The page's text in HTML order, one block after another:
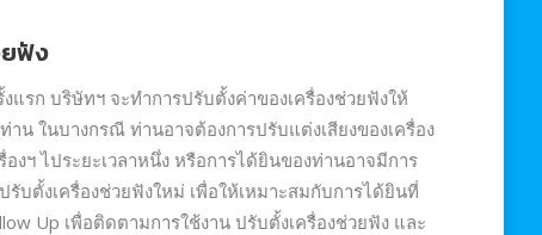
ยฟัง
แรก บริษัทฯ จะทำการปรับตั้งค่าของเครื่องช่วยฟังให้
น ในบางกรณี ท่านอาจต้องการปรับแต่งเสียงของเครื่อง
งฯ ไประยะเวลาหนึ่ง หรือการได้ยินของท่านอาจมีการ
รับตั้งเครื่องช่วยฟังใหม่ เพื่อให้เหมาะสมกับการได้ยินที่
Up เพื่อติดตามการใช้งาน ปรับตั้งเครื่องช่วยฟัง และ